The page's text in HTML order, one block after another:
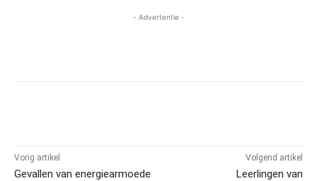
- Advertentie -
Vorig artikel
Gevallen van energiearmoede
Volgend artikel
Leerlingen van